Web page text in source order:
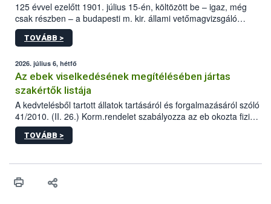
125 évvel ezelőtt 1901. július 15-én, költözött be – igaz, még
csak részben – a budapesti m. kir. állami vetőmagvizsgáló
állomás a Kis Rókus utca 15. szám alatti, Czigler Győző által
tervezett új épületébe.
TOVÁBB >
2026. július 6, hétfő
Az ebek viselkedésének megítélésében jártas
szakértők listája
A kedvtelésből tartott állatok tartásáról és forgalmazásáról szóló
41/2010. (II. 26.) Korm.rendelet szabályozza az eb okozta fizikai
sérülés, illetve ennek veszélye keletkezésekor felmerülő
hatósági feladatokat, valamint a veszélyes eb tartását és annak
vonni az ebek viselkedésének megítélésében jártas szakértőt.
TOVÁBB >